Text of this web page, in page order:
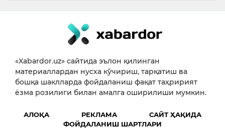
«Xabardor.uz» сайтида эълон қилинган
материаллардан нусха кўчириш, тарқатиш ва
бошқа шаклларда фойдаланиш фақат таҳририят
ёзма розилиги билан амалга оширилиши мумкин.
АЛОҚА РЕКЛАМА
САЙТ ҲАҚИДА
ФОЙДАЛАНИШ ШАРТЛАРИ